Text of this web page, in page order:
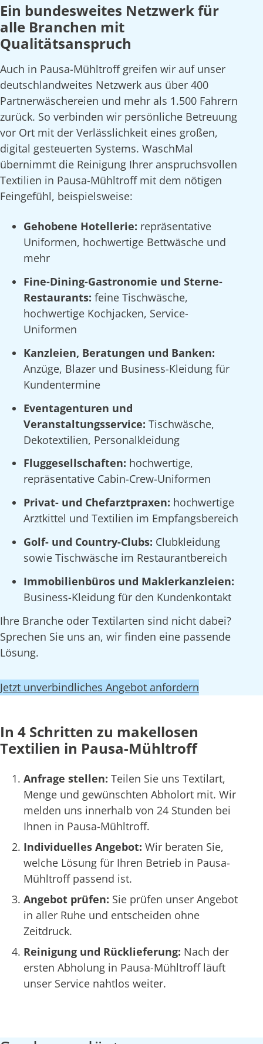
Ein bundesweites Netzwerk für
alle Branchen mit
Qualitätsanspruch
Auch in Pausa-Mühltroff greifen wir auf unser
deutschlandweites Netzwerk aus über 400
Partnerwäschereien und mehr als 1.500 Fahrern
zurück. So verbinden wir persönliche Betreuung
vor Ort mit der Verlässlichkeit eines großen,
digital gesteuerten Systems. WaschMal
übernimmt die Reinigung Ihrer anspruchsvollen
Textilien in Pausa-Mühltroff mit dem nötigen
Feingefühl, beispielsweise:
Gehobene Hotellerie: repräsentative
Uniformen, hochwertige Bettwäsche und
mehr
Fine-Dining-Gastronomie und Sterne-
Restaurants: feine Tischwäsche,
hochwertige Kochjacken, Service-
Uniformen
Kanzleien, Beratungen und Banken:
Anzüge, Blazer und Business-Kleidung für
Kundentermine
Eventagenturen und
Veranstaltungsservice: Tischwäsche,
Dekotextilien, Personalkleidung
Fluggesellschaften: hochwertige,
repräsentative Cabin-Crew-Uniformen
Privat- und Chefarztpraxen: hochwertige
Arztkittel und Textilien im Empfangsbereich
Golf- und Country-Clubs: Clubkleidung
sowie Tischwäsche im Restaurantbereich
Immobilienbüros und Maklerkanzleien:
Business-Kleidung für den Kundenkontakt
Ihre Branche oder Textilarten sind nicht dabei?
Sprechen Sie uns an, wir finden eine passende
Lösung.
Jetzt unverbindliches Angebot anfordern
In 4 Schritten zu makellosen
Textilien in Pausa-Mühltroff
Anfrage stellen: Teilen Sie uns Textilart,
Menge und gewünschten Abholort mit. Wir
melden uns innerhalb von 24 Stunden bei
Ihnen in Pausa-Mühltroff.
Individuelles Angebot: Wir beraten Sie,
welche Lösung für Ihren Betrieb in Pausa-
Mühltroff passend ist.
Angebot prüfen: Sie prüfen unser Angebot
in aller Ruhe und entscheiden ohne
Zeitdruck.
Reinigung und Rücklieferung: Nach der
ersten Abholung in Pausa-Mühltroff läuft
unser Service nahtlos weiter.